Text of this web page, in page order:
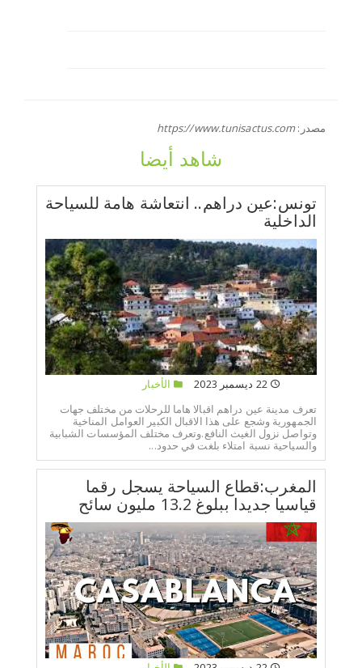
مصدر:https://www.tunisactus.com
شاهد أيضا
تونس:عين دراهم.. انتعاشة هامة للسياحة
الداخلية
22 ديسمبر 2023
الأخبار
تعرف مدينة عين دراهم اقبالا هاما للرحلات من مختلف جهات
الجمهورية وشجع على هذا الاقبال الكبير العوامل المناخية
وتواصل نزول الغيث النافع.وتعرف مختلف المؤسسات الشبابية
والسياحية نسبة امتلاء بلغت في حدود...
المغرب:قطاع السياحة يسجل رقما
قياسيا جديدا ببلوغ 13.2 مليون سائح